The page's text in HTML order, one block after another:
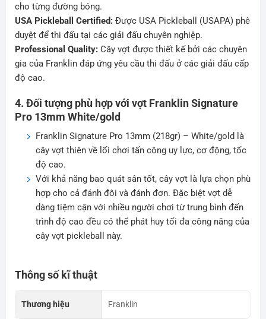
cho từng đường bóng.
USA Pickleball Certified: Được USA Pickleball (USAPA) phê
duyệt để thi đấu tại các giải đấu chuyên nghiệp.
Professional Quality:Cây vợt được thiết kế bởi các chuyên
gia của Franklin đáp ứng yêu cầu thi đấu ở các giải đấu cấp
độ cao.
4. Đối tượng phù hợp với vợt Franklin Signature
Pro 13mm White/gold
Franklin Signature Pro 13mm (218gr) – White/gold là
cây vợt thiên về lối chơi tấn công uy lực, cơ động, tốc
độ cao.
Với khả năng bao quát sân tốt, cây vợt là lựa chọn phù
hợp cho cả đánh đôi và đánh đơn. Đặc biệt vợt dễ
dàng tiệm cận với nhiều người chơi từ trung bình đến
trình độ cao đều có thể phát huy tối đa công năng của
cây vợt pickleball này.
Thông số kĩ thuật
Thương hiệu Franklin